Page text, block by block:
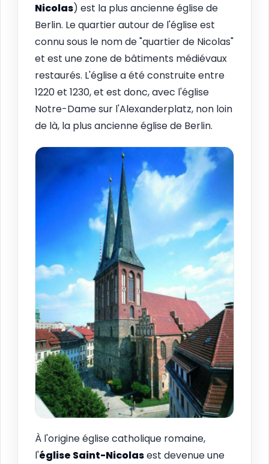
Nicolas) est la plus ancienne église de
Berlin. Le quartier autour de l'église est
connu sous le nom de "quartier de Nicolas"
et est une zone de bâtiments médiévaux
restaurés. L'église a été construite entre
1220 et 1230, et est donc, avec l'église
Notre-Dame sur l'Alexanderplatz, non loin
de là, la plus ancienne église de Berlin.
À l'origine église catholique romaine,
l'église Saint-Nicolasest devenue une